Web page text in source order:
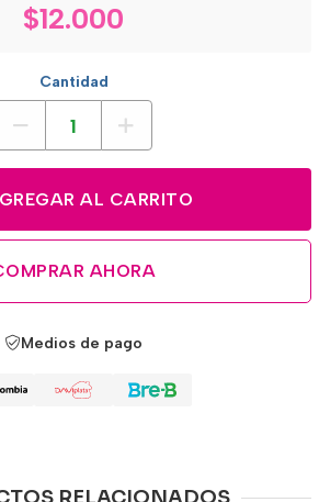
$12.000
Cantidad
AL CARRITO
AHORA
Medios de pago